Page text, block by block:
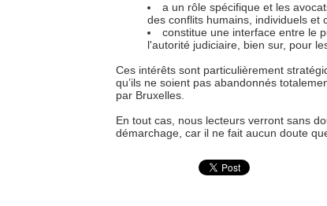
a un rôle spécifique et les
des conflits humains, individuels et
constitue une interface entre le
l'autorité judiciaire, bien sur, pour
Ces intérêts sont particulièrement
qu’ils ne soient pas abandonnés
par Bruxelles.
En tout cas, nous lecteurs verront sans
démarchage, car il ne fait aucun doute